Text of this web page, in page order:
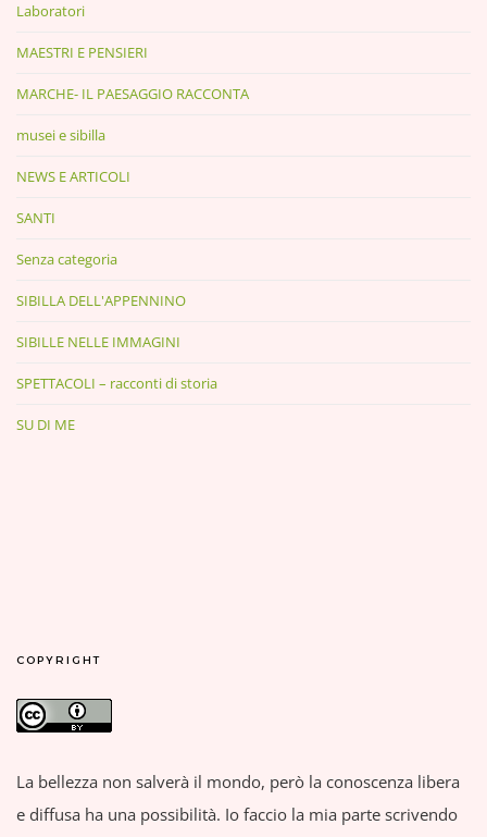
Laboratori
MAESTRI E PENSIERI
MARCHE- IL PAESAGGIO RACCONTA
musei e sibilla
NEWS E ARTICOLI
SANTI
Senza categoria
SIBILLA DELL'APPENNINO
SIBILLE NELLE IMMAGINI
SPETTACOLI – racconti di storia
SU DI ME
COPYRIGHT
La bellezza non salverà il mondo, però la conoscenza libera
e diffusa ha una possibilità. Io faccio la mia parte scrivendo